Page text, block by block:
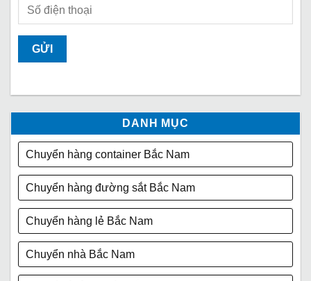
DANH MỤC
Chuyển hàng container Bắc Nam
Chuyển hàng đường sắt Bắc Nam
Chuyển hàng lẻ Bắc Nam
Chuyển nhà Bắc Nam